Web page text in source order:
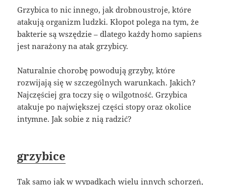
Grzybica to nic innego, jak drobnoustroje, które
atakują organizm ludzki. Kłopot polega na tym, że
bakterie są wszędzie – dlatego każdy homo sapiens
jest narażony na atak grzybicy.
Naturalnie chorobę powodują grzyby, które
rozwijają się w szczególnych warunkach. Jakich?
Najczęściej gra toczy się o wilgotność. Grzybica
atakuje po największej części stopy oraz okolice
intymne. Jak sobie z nią radzić?
grzybice
Tak samo jak w wypadkach wielu innych schorzeń,